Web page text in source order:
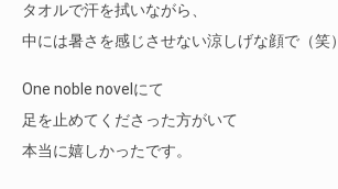
タオルで汗を拭いながら、
中には暑さを感じさせない涼しげな顔で（笑）
One noble novelにて
足を止めてくださった方がいて
本当に嬉しかったです。